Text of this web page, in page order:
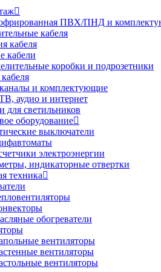
ПВХ/ПНД и
кабеля
кабеля
кабели
коробки и подрозетники
и комплектующие
аудио и интернет
для светильников
оборудование
выключатели
электроэнергии
индикаторные отвертки
техника
обогреватели
вентиляторы
вентиляторы
вентиляторы